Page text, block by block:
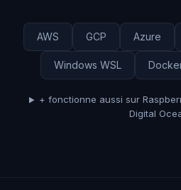
AWS GCP Azure
Windows WSL
+ fonctionne aussi sur
Digital